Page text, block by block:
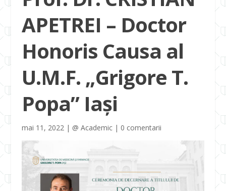
APETREI – Doctor
Honoris Causa al
U.M.F. „Grigore T.
Popa” Iași
mai 11, 2022| @ Academic| 0 comentarii